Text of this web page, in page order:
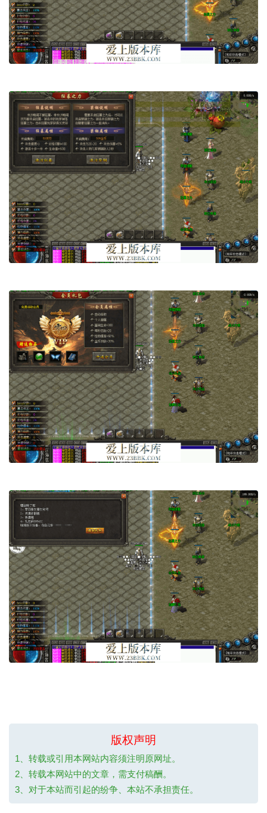
版权声明
1、转载或引用本网站内容须注明原网址。
2、转载本网站中的文章，需支付稿酬。
3、对于本站而引起的纷争、本站不承担责任。